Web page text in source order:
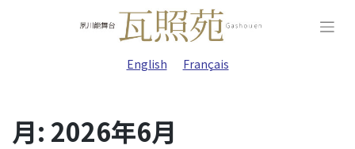
English Français
月: 2026年6月